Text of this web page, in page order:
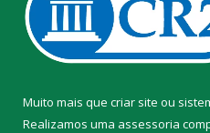
Muito mais que criar site ou
Realizamos uma assessoria